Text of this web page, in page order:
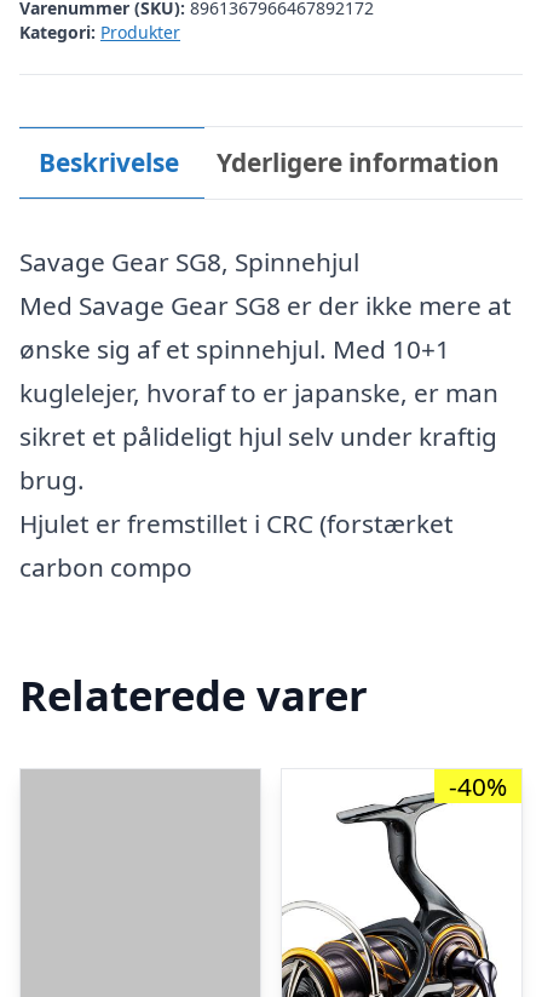
Varenummer (SKU): 8961367966467892172
Kategori: Produkter
Beskrivelse Yderligere information
Savage Gear SG8, Spinnehjul
Med Savage Gear SG8 er der ikke mere at
ønske sig af et spinnehjul. Med 10+1
kuglelejer, hvoraf to er japanske, er man
sikret et pålideligt hjul selv under kraftig
brug.
Hjulet er fremstillet i CRC (forstærket
carbon compo
Relaterede varer
-40%